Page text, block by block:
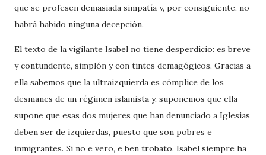
que se profesen demasiada simpatía y, por consiguiente, no
habrá habido ninguna decepción.
El texto de la vigilante Isabel no tiene desperdicio: es breve
y contundente, simplón y con tintes demagógicos. Gracias a
ella sabemos que la ultraizquierda es cómplice de los
desmanes de un régimen islamista y, suponemos que ella
supone que esas dos mujeres que han denunciado a Iglesias
deben ser de izquierdas, puesto que son pobres e
inmigrantes. Si no e vero, e ben trobato. Isabel siempre ha